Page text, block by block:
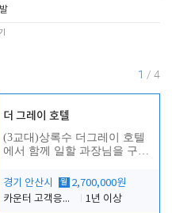
1 / 4
더 그레이 호텔
(3교대)상록수 더그레이 호텔
에서 함께 일할 과장님을 구합
경기 안산시
월 2,700,000원
카운터 고객응대 및 야간더블청소
1년 이상